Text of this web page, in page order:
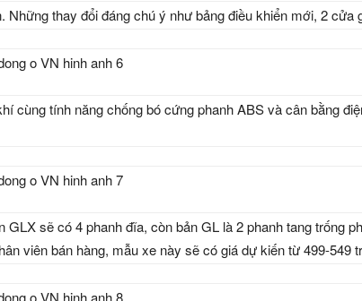
Những thay đổi đáng chú ý như bảng điều khiển mới, 2
cùng tính năng chống bó cứng phanh ABS và cân bằng
sẽ có 4 phanh đĩa, còn bản GL là 2 phanh tang
viên bán hàng, mẫu xe này sẽ có giá dự kiến từ 499-549